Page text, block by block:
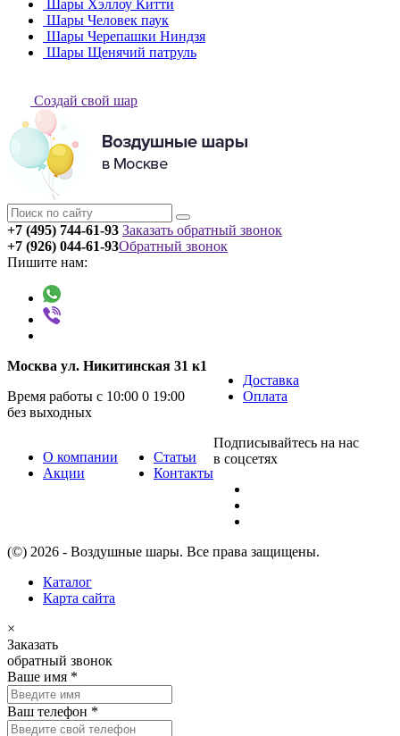
Шары Хэллоу Китти
Шары Человек паук
Шары Черепашки Ниндзя
Шары Щенячий патруль
Создай свой шар
+7 (495) 744-61-93 Заказать обратный звонок
+7 (926) 044-61-93
Пишите нам:
Обратный звонок
Москва ул. Никитинская 31 к1
Время работы с 10:00 0 19:00
без выходных
Доставка
Оплата
О компании
Акции
Статьи
Контакты
Подписывайтесь на нас
в соцсетях
(©) 2026 - Воздушные шары. Все права защищены.
Каталог
Карта сайта
×
Заказать
обратный звонок
Ваше имя *
Ваш телефон *